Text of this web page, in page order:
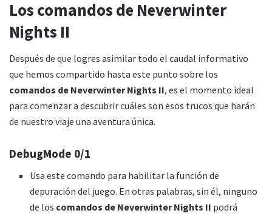
Los comandos de Neverwinter
Nights II
Después de que logres asimilar todo el caudal informativo
que hemos compartido hasta este punto sobre los
comandos de Neverwinter Nights II, es el momento ideal
para comenzar a descubrir cuáles son esos trucos que harán
de nuestro viaje una aventura única.
DebugMode 0/1
Usa este comando para habilitar la función de
depuración del juego. En otras palabras, sin él, ninguno
de los comandos de Neverwinter Nights II podrá